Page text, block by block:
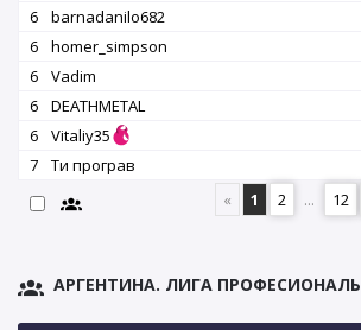
6
barnadanilo682
6
homer_simpson
6
Vadim
6
DEATHMETAL
6
Vitaliy35
7
Ти програв
«
1 2 ... 12
АРГЕНТИНА. ЛИГА ПРОФЕСИОНАЛЬ